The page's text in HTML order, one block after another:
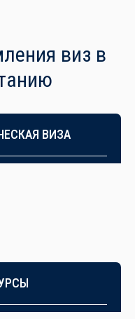
виз в
ВИЗА